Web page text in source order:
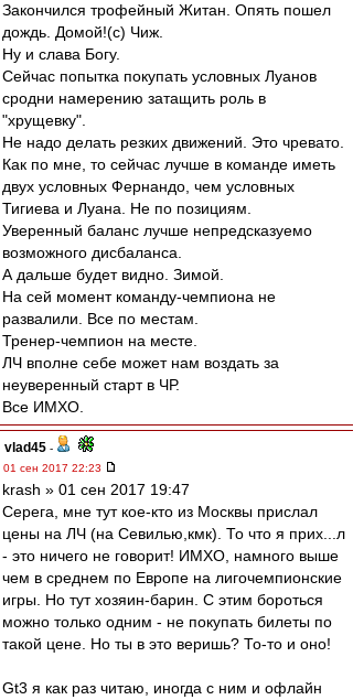
Закончился трофейный Житан. Опять пошел
дождь. Домой!(с) Чиж.
Ну и слава Богу.
Сейчас попытка покупать условных Луанов
сродни намерению затащить роль в
"хрущевку".
Не надо делать резких движений. Это чревато.
Как по мне, то сейчас лучше в команде иметь
двух условных Фернандо, чем условных
Тигиева и Луана. Не по позициям.
Уверенный баланс лучше непредсказуемо
возможного дисбаланса.
А дальше будет видно. Зимой.
На сей момент команду-чемпиона не
развалили. Все по местам.
Тренер-чемпион на месте.
ЛЧ вполне себе может нам воздать за
неуверенный старт в ЧР.
Все ИМХО.
vlad45 -
01 сен 2017 22:23
krash » 01 сен 2017 19:47
Серега, мне тут кое-кто из Москвы прислал
цены на ЛЧ (на Севилью,кмк). То что я прих...л
- это ничего не говорит! ИМХО, намного выше
чем в среднем по Европе на лигочемпионские
игры. Но тут хозяин-барин. С этим бороться
можно только одним - не покупать билеты по
такой цене. Но ты в это веришь? То-то и оно!
Gt3 я как раз читаю, иногда с ним и офлайн